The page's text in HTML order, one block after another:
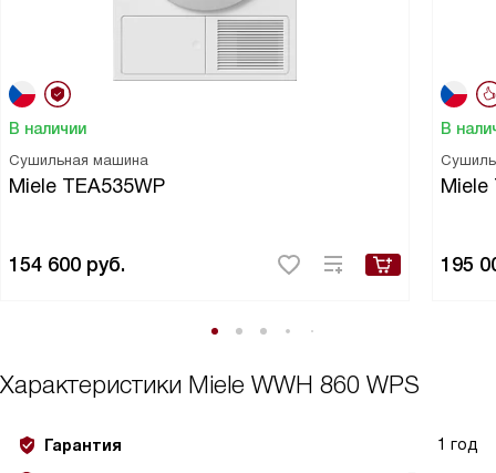
В наличии
Сушильная машина
Miele TEA535WP
154 600 руб.
В
Miele
195
Характеристики Miele WWH 860 WPS
Гарантия 1 год